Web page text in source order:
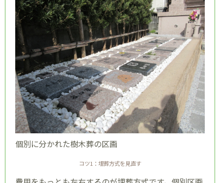
個別に分かれた樹木葬の区画
コツ1：埋葬方式を見直す